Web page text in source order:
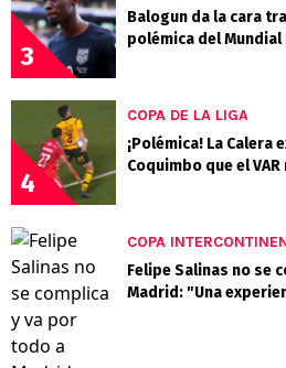
3
Balogun da la cara
polémica del Mundial
4
COPA DE LA LIGA
¡Polémica! La Calera
Coquimbo que el
COPA
Felipe Salinas no se
Madrid: "Una